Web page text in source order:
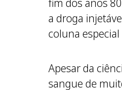
fim dos anos
a droga
coluna
Apesar da
sangue de